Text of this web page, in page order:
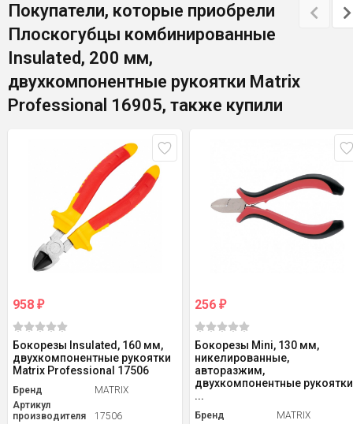
Покупатели, которые приобрели
Плоскогубцы комбинированные
Insulated, 200 мм,
двухкомпонентные рукоятки Matrix
Professional 16905, также купили
958 ₽
Бокорезы Insulated, 160 мм,
двухкомпонентные рукоятки
Matrix Professional 17506
Бренд
MATRIX
Артикул
производителя
17506
256 ₽
Бокорезы Mini, 130 мм,
никелированные,
авторазжим,
двухкомпонентные рукоятки
...
Бренд
MATRIX